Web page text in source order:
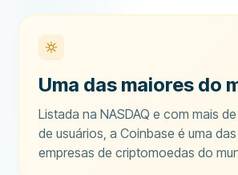
Uma das maiores do
Listada na NASDAQ e com mais
de usuários, a Coinbase é uma
empresas de criptomoedas do